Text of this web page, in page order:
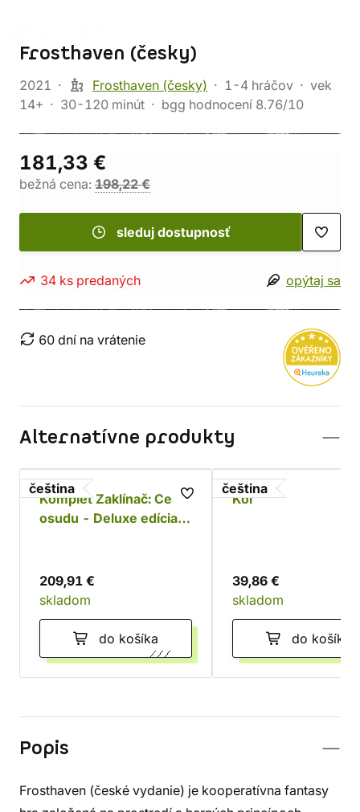
Frosthaven (česky)
2021 Frosthaven (česky) 1-4 hráčov
vek
14+
30-120 minút bgg hodnocení 8.76/10
181,33 €
bežná cena: 198,22 €
sleduj dostupnosť
34 ks predaných opýtaj sa
60 dní na vrátenie
Alternatívne produkty
čeština
Komplet Zaklínač: Cesta
osudu - Deluxe edícia s
209,91 €
skladom
do košíka
čeština
Koi
39,86 €
skladom
do košíka
Popis
Frosthaven (české vydanie) je kooperatívna fantasy